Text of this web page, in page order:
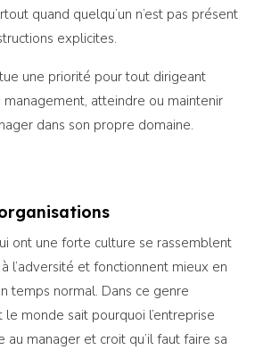
quand quelqu’un n’est pas présent
explicites.
une priorité pour tout dirigeant
management, atteindre ou maintenir
dans son propre domaine.
ont une forte culture se rassemblent
l’adversité et fonctionnent mieux en
temps normal. Dans ce genre
le monde sait pourquoi l’entreprise
au manager et croit qu’il faut faire sa